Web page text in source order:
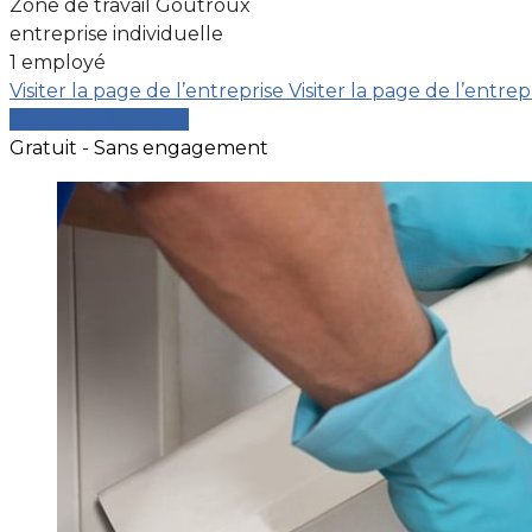
Zone de travail Goutroux
entreprise individuelle
1 employé
Visiter la page de l’entreprise Visiter la page de
Gratuit - Sans engagement